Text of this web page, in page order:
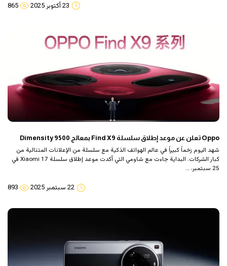
23 أكتوبر 2025 865
Oppo تعلن عن موعد إطلاق سلسلة Find X9 بمعالج Dimensity 9500
شهد اليوم زخماً كبيراً في عالم الهواتف الذكية مع سلسلة من الإعلانات المتتالية من
كبار الشركات. البداية جاءت مع شاومي التي أكدت موعد إطلاق سلسلة Xiaomi 17 في
25 سبتمبر، …
22 سبتمبر 2025 893